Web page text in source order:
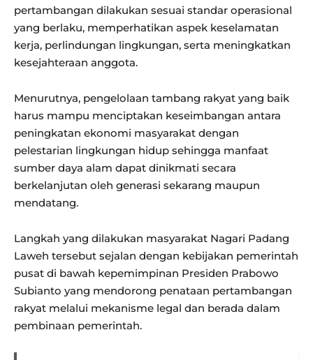
pertambangan dilakukan sesuai standar operasional
yang berlaku, memperhatikan aspek keselamatan
kerja, perlindungan lingkungan, serta meningkatkan
kesejahteraan anggota.
Menurutnya, pengelolaan tambang rakyat yang baik
harus mampu menciptakan keseimbangan antara
peningkatan ekonomi masyarakat dengan
pelestarian lingkungan hidup sehingga manfaat
sumber daya alam dapat dinikmati secara
berkelanjutan oleh generasi sekarang maupun
mendatang.
Langkah yang dilakukan masyarakat Nagari Padang
Laweh tersebut sejalan dengan kebijakan pemerintah
pusat di bawah kepemimpinan Presiden Prabowo
Subianto yang mendorong penataan pertambangan
rakyat melalui mekanisme legal dan berada dalam
pembinaan pemerintah.